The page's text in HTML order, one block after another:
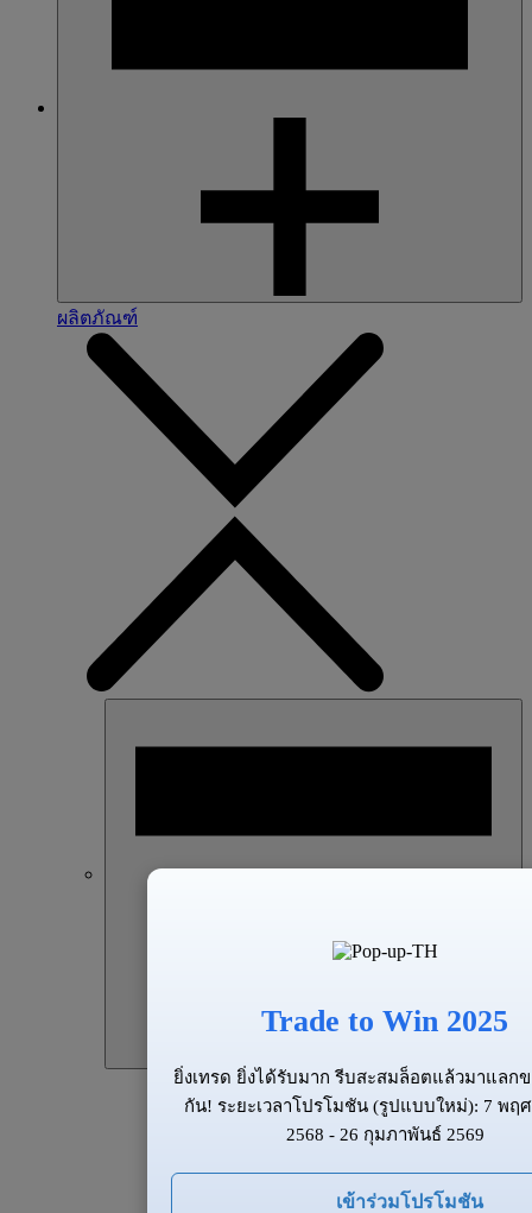
ผลิตภัณฑ์
Trade to Win 2025
ยิ่งเทรด ยิ่งได้รับมาก รีบสะสมล็อตแล้วมาแลกข
กัน! ระยะเวลาโปรโมชัน (รูปแบบใหม่): 7 พฤ
2568 - 26 กุมภาพันธ์ 2569
เข้าร่วมโปรโมชัน